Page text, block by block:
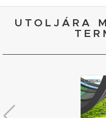
UTOLJÁRA